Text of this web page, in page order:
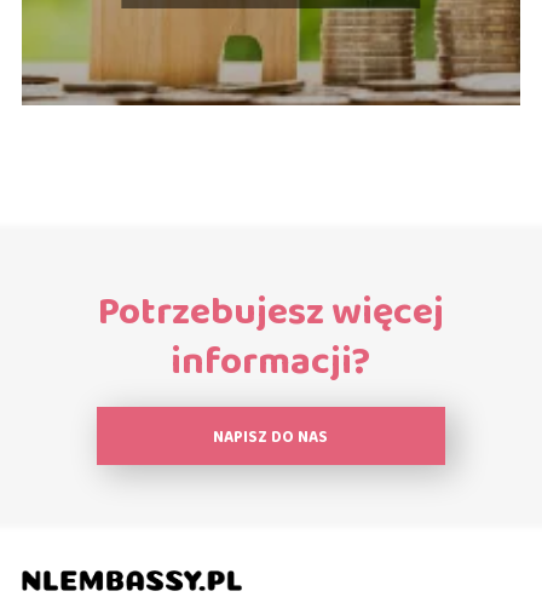
Potrzebujesz więcej
informacji?
NAPISZ DO NAS